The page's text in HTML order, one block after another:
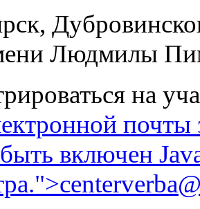
Людмилы
на
включен
">centerverba